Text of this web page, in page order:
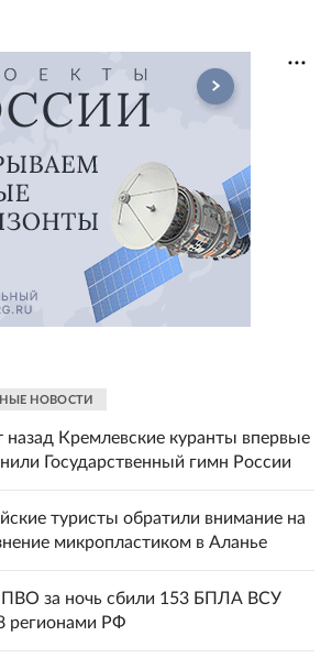
НОВОСТИ
назад Кремлевские куранты впервые
Государственный гимн России
туристы обратили внимание на
микропластиком в Аланье
за ночь сбили 153 БПЛА ВСУ
регионами РФ